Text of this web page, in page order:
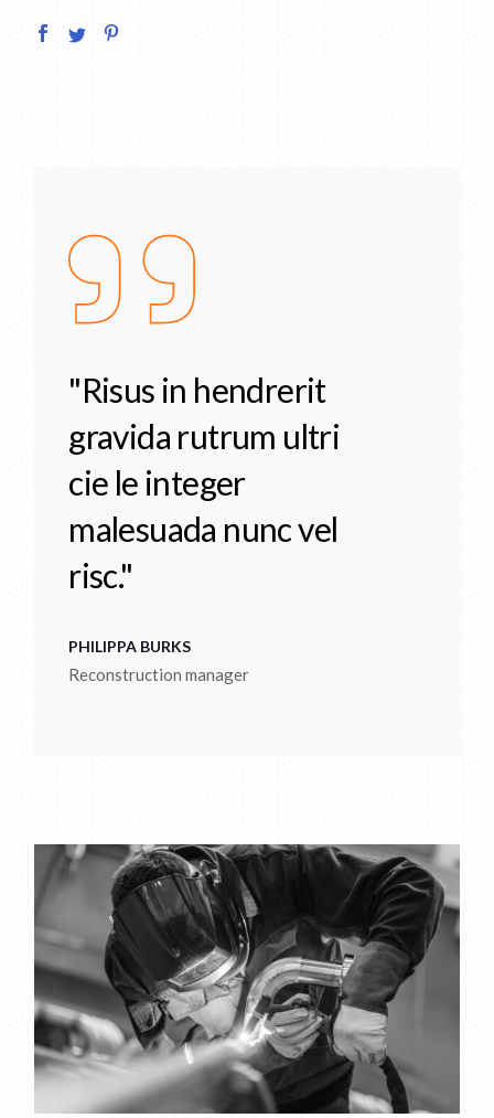
"Risus in hendrerit
gravida rutrum ultri
cie le integer
malesuada nunc vel
risc."
PHILIPPA BURKS
Reconstruction manager